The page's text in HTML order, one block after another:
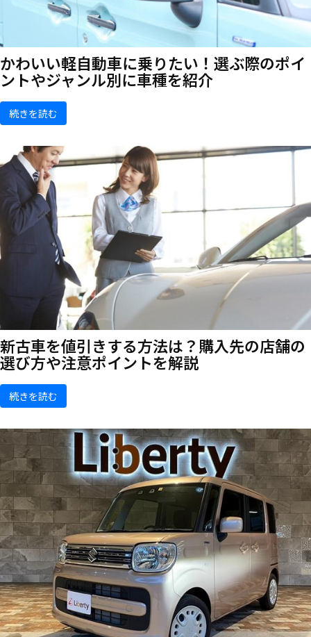
かわいい軽自動車に乗りたい！選ぶ際のポイ
ントやジャンル別に車種を紹介
続きを読む
新古車を値引きする方法は？購入先の店舗の
選び方や注意ポイントを解説
続きを読む